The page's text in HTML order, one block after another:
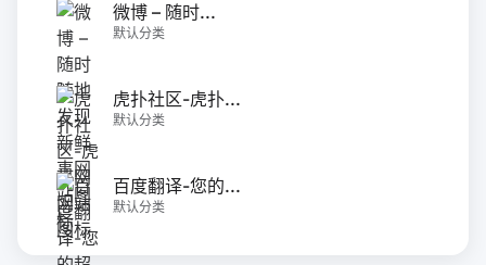
微博 – 随时...
默认分类
虎扑社区-虎扑...
默认分类
百度翻译-您的...
默认分类